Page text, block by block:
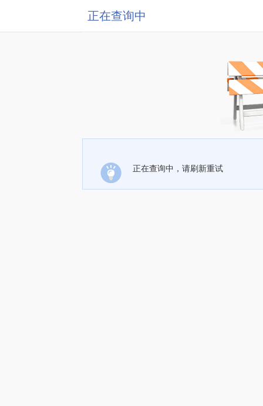
正在查询中
正在查询中，请刷新重试